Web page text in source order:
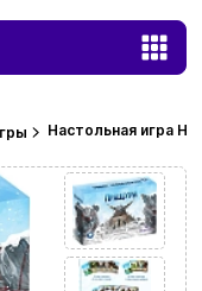
Настольная игра